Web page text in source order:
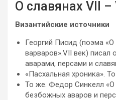
О славянах VII –
Византийские источники
Георгий Писид (поэма
варваров».VII век) писал
аварами, персами и
«Пасхальная хроника».
То же. Федор Синкелл
безбожных аваров и